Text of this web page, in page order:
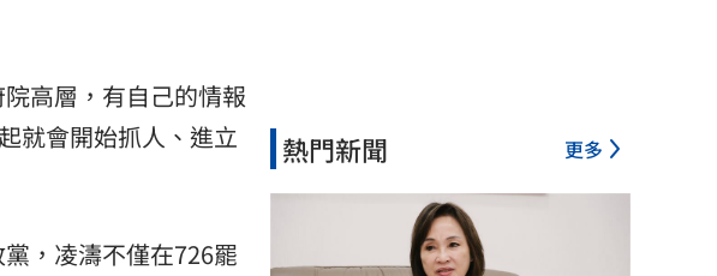
高層，有自己的情報
就會開始抓人、進立
，凌濤不僅在726罷
熱門新聞 更多